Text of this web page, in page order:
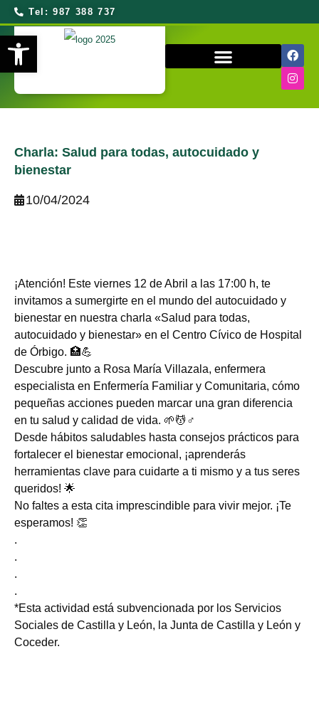
Abrir barra de herramientas
Tel: 987 388 737
Charla: Salud para todas, autocuidado y
bienestar
10/04/2024
¡Atención! Este viernes 12 de Abril a las 17:00 h, te
invitamos a sumergirte en el mundo del autocuidado y
bienestar en nuestra charla «Salud para todas,
autocuidado y bienestar» en el Centro Cívico de Hospital
de Órbigo. 🏥💪
Descubre junto a Rosa María Villazala, enfermera
especialista en Enfermería Familiar y Comunitaria, cómo
pequeñas acciones pueden marcar una gran diferencia
en tu salud y calidad de vida. 🌱💆♂️
Desde hábitos saludables hasta consejos prácticos para
fortalecer el bienestar emocional, ¡aprenderás
herramientas clave para cuidarte a ti mismo y a tus seres
queridos! 🌟
No faltes a esta cita imprescindible para vivir mejor. ¡Te
esperamos! 👏
.
.
.
.
*Esta actividad está subvencionada por los Servicios
Sociales de Castilla y León, la Junta de Castilla y León y
Coceder.